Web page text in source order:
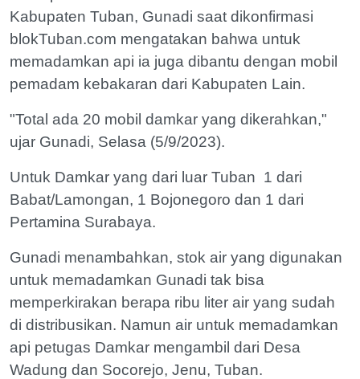
Kabupaten Tuban, Gunadi saat dikonfirmasi
blokTuban.com mengatakan bahwa untuk
memadamkan api ia juga dibantu dengan mobil
pemadam kebakaran dari Kabupaten Lain.
"Total ada 20 mobil damkar yang dikerahkan,"
ujar Gunadi, Selasa (5/9/2023).
Untuk Damkar yang dari luar Tuban 1 dari
Babat/Lamongan, 1 Bojonegoro dan 1 dari
Pertamina Surabaya.
Gunadi menambahkan, stok air yang digunakan
untuk memadamkan Gunadi tak bisa
memperkirakan berapa ribu liter air yang sudah
di distribusikan. Namun air untuk memadamkan
api petugas Damkar mengambil dari Desa
Wadung dan Socorejo, Jenu, Tuban.